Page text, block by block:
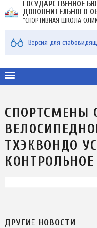
Перейти
основному
ГОСУДАРСТВЕННОЕ
ДОПОЛНИТЕЛЬНОГО
"СПОРТИВНАЯ ШКОЛА
Версия для
СПОРТСМЕНЫ
ТХЭКВОНДО
ДРУГИЕ НОВОСТИ